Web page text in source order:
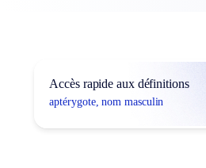
Accès rapide aux définitions
aptérygote, nom masculin